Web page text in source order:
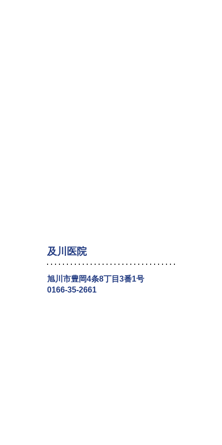
及川医院
旭川市豊岡4条8丁目3番1号
0166-35-2661